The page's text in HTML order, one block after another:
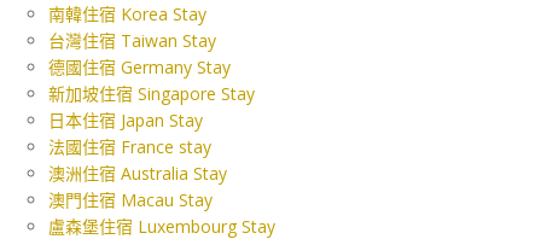
南韓住宿 Korea Stay
台灣住宿 Taiwan Stay
德國住宿 Germany Stay
新加坡住宿 Singapore Stay
日本住宿 Japan Stay
法國住宿 France stay
澳洲住宿 Australia Stay
澳門住宿 Macau Stay
盧森堡住宿 Luxembourg Stay